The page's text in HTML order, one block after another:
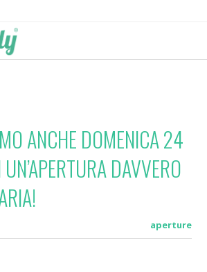
ANCHE DOMENICA 24
DAVVERO
aperture